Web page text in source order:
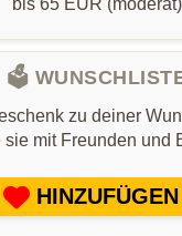
bis 65 EUR (moderat)
🗳️
zu deiner
sie mit Freunden und
HINZUFÜGEN